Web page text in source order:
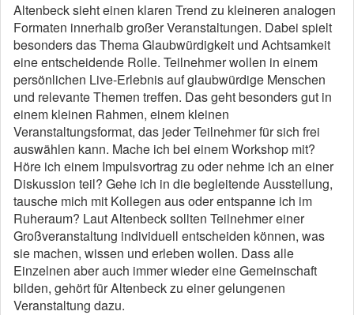
Altenbeck sieht einen klaren Trend zu kleineren analogen
Formaten innerhalb großer Veranstaltungen. Dabei spielt
besonders das Thema Glaubwürdigkeit und Achtsamkeit
eine entscheidende Rolle. Teilnehmer wollen in einem
persönlichen Live-Erlebnis auf glaubwürdige Menschen
und relevante Themen treffen. Das geht besonders gut in
einem kleinen Rahmen, einem kleinen
Veranstaltungsformat, das jeder Teilnehmer für sich frei
auswählen kann. Mache ich bei einem Workshop mit?
Höre ich einem Impulsvortrag zu oder nehme ich an einer
Diskussion teil? Gehe ich in die begleitende Ausstellung,
tausche mich mit Kollegen aus oder entspanne ich im
Ruheraum? Laut Altenbeck sollten Teilnehmer einer
Großveranstaltung individuell entscheiden können, was
sie machen, wissen und erleben wollen. Dass alle
Einzelnen aber auch immer wieder eine Gemeinschaft
bilden, gehört für Altenbeck zu einer gelungenen
Veranstaltung dazu.